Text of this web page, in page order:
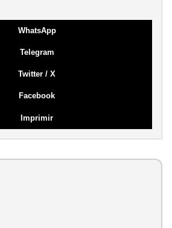
WhatsApp
Telegram
Twitter / X
Facebook
Imprimir